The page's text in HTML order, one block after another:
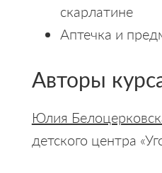
скарлатине
Аптечка и
Авторы
Юлия
детского центра